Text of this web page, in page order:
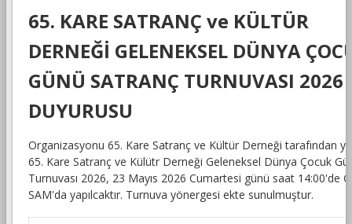
65. KARE SATRANÇ ve KÜLTÜR
DERNEĞİ GELENEKSEL DÜNYA
GÜNÜ SATRANÇ TURNUVASI 2026
DUYURUSU
Organizasyonu 65. Kare Satranç ve Kültür Derneği tarafından
65. Kare Satranç ve Külütr Derneği Geleneksel Dünya Çocuk
Turnuvası 2026, 23 Mayıs 2026 Cumartesi günü saat 14:00'de
SAM'da yapılcaktır. Turnuva yönergesi ekte sunulmuştur.